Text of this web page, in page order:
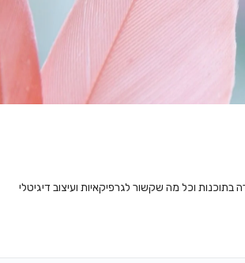
בתוכנות וכל מה שקשור לגרפיקאיות ועיצוב דיגיטלי